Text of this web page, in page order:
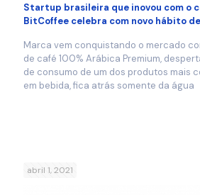
Startup brasileira que inovou com o
BitCoffee celebra com novo hábito
Marca vem conquistando o mercado
de café 100% Arábica Premium,
de consumo de um dos produtos mais
em bebida, fica atrás somente da água
abril 1, 2021